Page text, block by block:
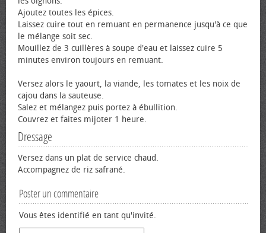
Ajoutez toutes les épices.
Laissez cuire tout en remuant en permanence jusqu'à ce que
le mélange soit sec.
Mouillez de 3 cuillères à soupe d'eau et laissez cuire 5
minutes environ toujours en remuant.
Versez alors le yaourt, la viande, les tomates et les noix de
cajou dans la sauteuse.
Salez et mélangez puis portez à ébullition.
Couvrez et faites mijoter 1 heure.
Dressage
Versez dans un plat de service chaud.
Accompagnez de riz safrané.
Poster un commentaire
Vous êtes identifié en tant qu'invité.